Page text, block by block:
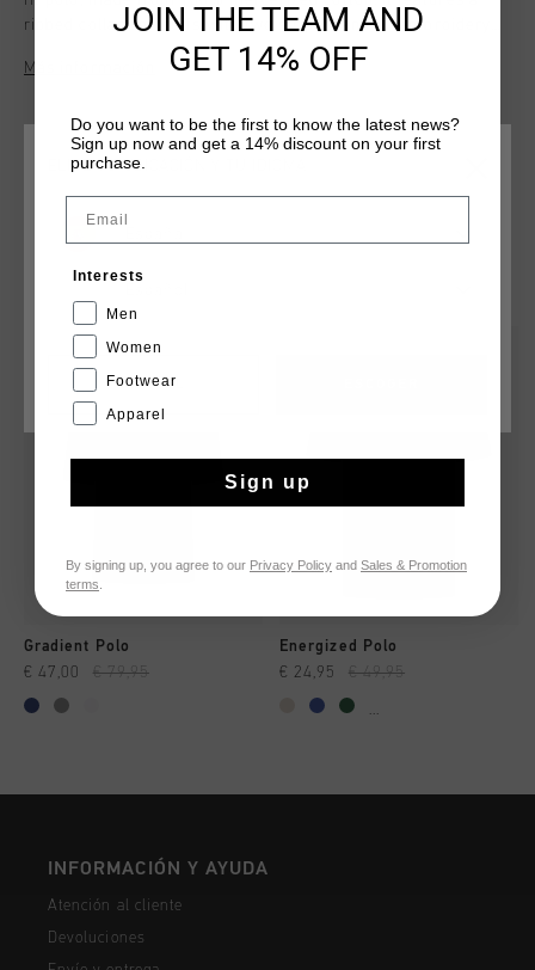
ribbed collar and cuffs with two stripes, and "C" embroidery
on the left chest. The piquet fabric and buttoned placket add
a refined touch to this classic piece.
Más información
QUIZÁ TU GUSTA ESTO
Gradient Polo
€ 47,00 € 79,95
Energized Polo
€ 24,95 € 49,95
...
INFORMACIÓN Y AYUDA
Atención al cliente
Devoluciones
ELIGE TU UBICACIÓN Y TU IDIOMA
CANCEL
JOIN THE TEAM AND
GET 14% OFF
Do you want to be the first to know the latest news?
Sign up now and get a 14% discount on your first
purchase.
Interests
Men
Women
Footwear
Apparel
Sign up
By signing up, you agree to our Privacy Policy and Sales & Promotion
terms